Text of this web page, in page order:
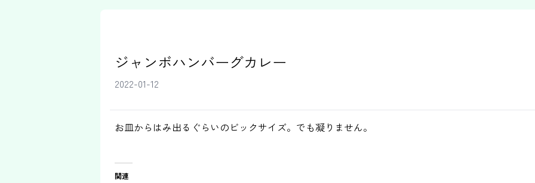
ジャンボハンバーグカレー
2022-01-12
お皿からはみ出るぐらいのビックサイズ。でも凝りません。
関連